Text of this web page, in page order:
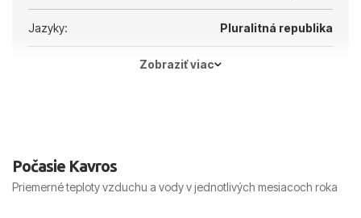
Jazyky: Pluralitná republika
Zobraziť viac
Počasie Kavros
Priemerné teploty vzduchu a vody v jednotlivých mesiacoch roka